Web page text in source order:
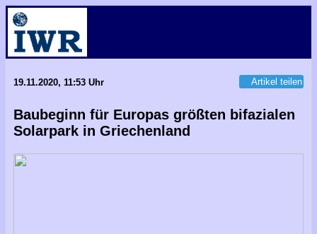
19.11.2020, 11:53 Uhr Artikel teilen
Baubeginn für Europas größten bifazialen
Solarpark in Griechenland